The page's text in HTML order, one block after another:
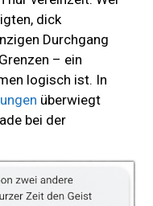
dick
Durchgang
– ein
logisch ist. In
überwiegt
bei der